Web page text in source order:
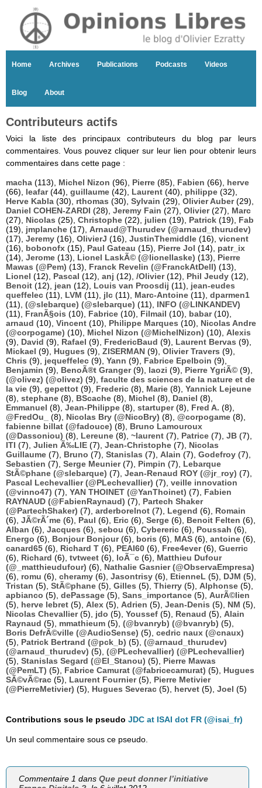
Home Archives Publications Podcasts Videos
Blog About
Contributeurs actifs
Voici la liste des principaux contributeurs du blog par leurs
commentaires. Vous pouvez cliquer sur leur lien pour obtenir leurs
commentaires dans cette page :
macha (113), Michel Nizon (96), Pierre (85), Fabien (66), herve
(66), leafar(44), guillaume (42), Laurent (40), philippe (32),
Herve Kabla (30), rthomas (30), Sylvain (29), Olivier Auber(29),
Daniel COHEN-ZARDI (28), Jeremy Fain (27), Olivier(27), Marc
(27), Nicolas (25), Christophe (22), julien (19), Patrick (19), Fab
(19), jmplanche (17), Arnaud@Thurudev (@arnaud_thurudev)
(17), Jeremy (16), OlivierJ (16), JustinThemiddle (16), vicnent
(16), bobonofx (15), Paul Gateau (15), Pierre Jol (14), patr_ix
(14), Jerome (13), Lionel LaskÃ© (@lionellaske) (13), Pierre
Mawas (@Pem) (13), Franck Revelin (@FranckAtDell) (13),
Lionel (12), Pascal (12), anj (12), /Olivier(12), Phil Jeudy (12),
Benoit (12), jean (12), Louis van Proosdij (11), jean-eudes
queffelec (11), LVM (11), jlc (11), Marc-Antoine (11), dparmen1
(11), (@slebarque) (@slebarque) (11), INFO (@LINKANDEV)
(11), FranÃ§ois (10), Fabrice (10), Filmail (10), babar(10),
arnaud (10), Vincent (10), Philippe Marques (10), Nicolas Andre
(@corpogame) (10), Michel Nizon (@MichelNizon) (10), Alexis
(9), David (9), Rafael (9), FredericBaud (9), Laurent Bervas (9),
Mickael (9), Hugues (9), ZISERMAN (9), Olivier Travers (9),
Chris (9), jequeffelec (9), Yann (9), Fabrice Epelboin (9),
Benjamin (9), BenoÃ®t Granger(9), laozi (9), Pierre YgriÃ© (9),
(@olivez) (@olivez) (9), faculte des sciences de la nature et de
la vie (9), gepettot (9), Frederic (8), Marie (8), Yannick Lejeune
(8), stephane (8), BScache (8), Michel (8), Daniel (8),
Emmanuel (8), Jean-Philippe (8), startuper(8), Fred A. (8),
@FredOu_
(8), Nicolas Bry (@NicoBry) (8), @corpogame (8),
fabienne billat (@fadouce) (8), Bruno Lamouroux
(@Dassoniou) (8), Lereune (8), ~laurent (7), Patrice (7), JB (7),
ITI (7), Julien Ã‰LIE (7), Jean-Christophe (7), Nicolas
Guillaume (7), Bruno (7), Stanislas (7), Alain (7), Godefroy (7),
Sebastien (7), Serge Meunier(7), Pimpin (7), Lebarque
StÃ©phane (@slebarque) (7), Jean-Renaud ROY (@jr_roy) (7),
Pascal Lechevallier (@PLechevallier) (7), veille innovation
(@vinno47) (7), YAN THOINET (@YanThoinet) (7), Fabien
RAYNAUD (@FabienRaynaud) (7), Partech Shaker
(@PartechShaker) (7), arderborelnot (7), Legend (6), Romain
(6), JÃ©rÃ´me (6), Paul (6), Eric (6), Serge (6), Benoit Felten (6),
Alban (6), Jacques (6), sebou (6), Cybereric (6), Poussah (6),
Energo (6), Bonjour Bonjour(6), boris (6), MAS (6), antoine (6),
canard65 (6), Richard T (6), PEAI60 (6), Free4ever(6), Guerric
(6), Richard (6), tvtweet (6), loÃ¯c (6), Matthieu Dufour
(@_matthieudufour) (6), Nathalie Gasnier (@ObservaEmpresa)
(6), romu (6), cheramy (6), Jasontrisy (6), EtienneL (5), DJM (5),
Tristan (5), StÃ©phane (5), Gilles (5), Thierry (5), Alphonse (5),
apbianco (5), dePassage (5), Sans_importance (5), AurÃ©lien
(5), herve lebret (5), Alex (5), Adrien (5), Jean-Denis (5), NM (5),
Nicolas Chevallier(5), jdo (5), Youssef (5), Renaud (5), Alain
Raynaud (5), mmathieum (5), (@bvanryb) (@bvanryb) (5),
Boris DefrÃ©ville (@AudioSense) (5), cedric naux (@cnaux)
(5), Patrick Bertrand (@pck_b) (5), (@arnaud_thurudev)
(@arnaud_thurudev) (5), (@PLechevallier) (@PLechevallier)
(5), Stanislas Segard (@El_Stanou) (5), Pierre Mawas
(@PemLT) (5), Fabrice Camurat (@fabricecamurat) (5), Hugues
SÃ©vÃ©rac (5), Laurent Fournier(5), Pierre Metivier
(@PierreMetivier) (5), Hugues Severac (5), hervet (5), Joel (5)
Contributions sous le pseudo JDC at ISAI dot FR (@isai_fr)
Un seul commentaire sous ce pseudo.
Commentaire 1 dansQue peut donner l’initiative